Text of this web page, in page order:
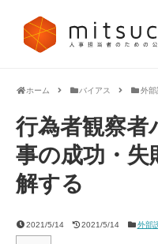
ホーム バイアス 外部
行為者観察
事の成功・失
解する
2021/5/14 2021/5/14 外部